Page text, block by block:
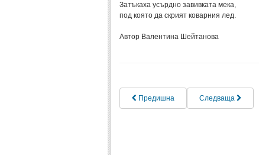
Затъкаха усърдно завивката мека,
под която да скрият коварния лед.
Автор Валентина Шейтанова
Предишна Следваща